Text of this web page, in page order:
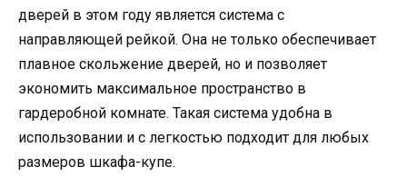
дверей в этом году является система с
направляющей рейкой. Она не только обеспечивает
плавное скольжение дверей, но и позволяет
экономить максимальное пространство в
гардеробной комнате. Такая система удобна в
использовании и с легкостью подходит для любых
размеров шкафа-купе.